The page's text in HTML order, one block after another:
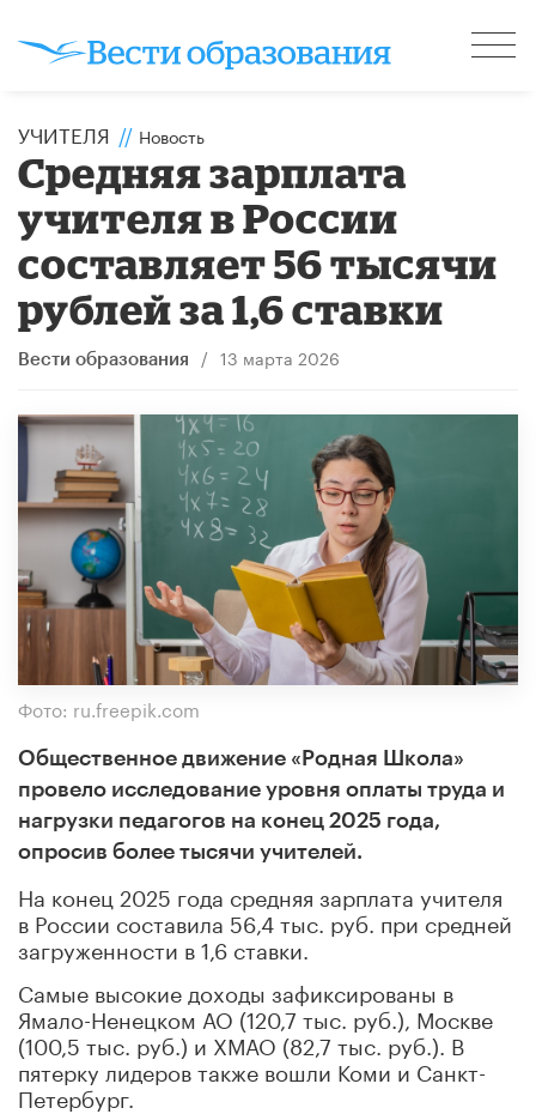
УЧИТЕЛЯ // Новость
Средняя зарплата
учителя в России
составляет 56 тысячи
рублей за 1,6 ставки
Вести образования / 13 марта 2026
Фото: ru.freepik.com
Общественное движение «Родная Школа»
провело исследование уровня оплаты труда и
нагрузки педагогов на конец 2025 года,
опросив более тысячи учителей.
На конец 2025 года средняя зарплата учителя
в России составила 56,4 тыс. руб. при средней
загруженности в 1,6 ставки.
Самые высокие доходы зафиксированы в
Ямало-Ненецком АО (120,7 тыс. руб.), Москве
(100,5 тыс. руб.) и ХМАО (82,7 тыс. руб.). В
пятерку лидеров также вошли Коми и Санкт-
Петербург.